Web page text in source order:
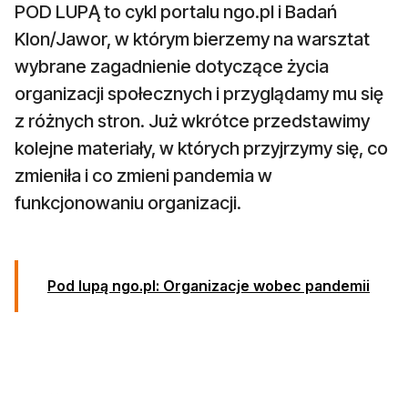
POD LUPĄ to cykl portalu ngo.pl i Badań
Klon/Jawor, w którym bierzemy na warsztat
wybrane zagadnienie dotyczące życia
organizacji społecznych i przyglądamy mu się
z różnych stron. Już wkrótce przedstawimy
kolejne materiały, w których przyjrzymy się, co
zmieniła i co zmieni pandemia w
funkcjonowaniu organizacji.
Pod lupą ngo.pl: Organizacje wobec pandemii